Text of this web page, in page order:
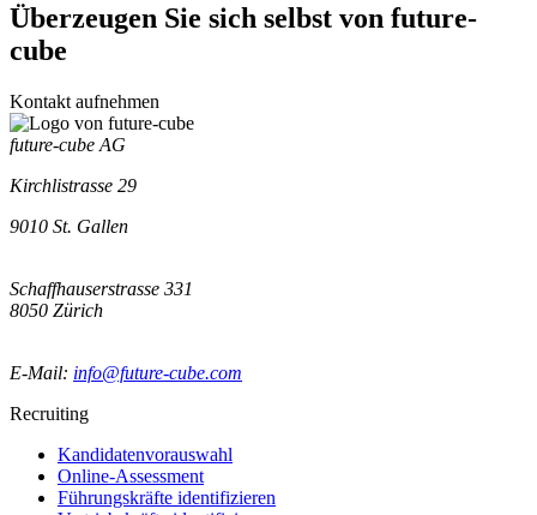
Überzeugen Sie sich selbst von future-
cube
Kontakt aufnehmen
future-cube AG
Kirchlistrasse 29
9010 St. Gallen
Schaffhauserstrasse 331
8050 Zürich
E-Mail: info@future-cube.com
Recruiting
Kandidatenvorauswahl
Online-Assessment
Führungskräfte identifizieren